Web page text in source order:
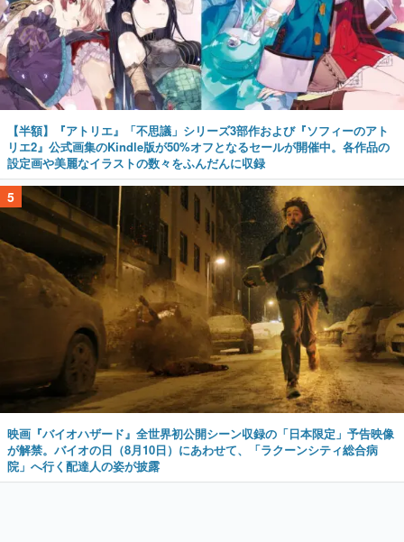
【半額】『アトリエ』「不思議」シリーズ3部作および『ソフィーのアト
リエ2』公式画集のKindle版が50%オフとなるセールが開催中。各作品の
設定画や美麗なイラストの数々をふんだんに収録
5
映画『バイオハザード』全世界初公開シーン収録の「日本限定」予告映像
が解禁。バイオの日（8月10日）にあわせて、「ラクーンシティ総合病
院」へ行く配達人の姿が披露